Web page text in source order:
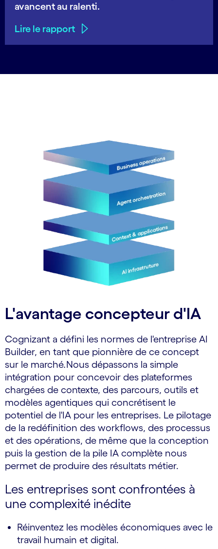
avancent au ralenti.
Lire le rapport
L'avantage concepteur d'IA
Cognizant a défini les normes de l'entreprise AI
Builder, en tant que pionnière de ce concept
sur le marché.Nous dépassons la simple
intégration pour concevoir des plateformes
chargées de contexte, des parcours, outils et
modèles agentiques qui concrétisent le
potentiel de l'IA pour les entreprises. Le pilotage
de la redéfinition des workflows, des processus
et des opérations, de même que la conception
puis la gestion de la pile IA complète nous
permet de produire des résultats métier.
Les entreprises sont confrontées à
une complexité inédite
Réinventez les modèles économiques avec le
travail humain et digital.